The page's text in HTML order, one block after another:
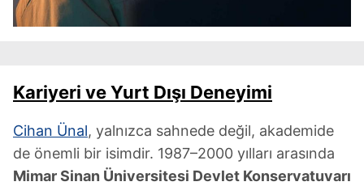
Kariyeri ve Yurt Dışı Deneyimi
Cihan Ünal, yalnızca sahnede değil, akademide
de önemli bir isimdir. 1987–2000 yılları arasında
Mimar Sinan Üniversitesi Devlet Konservatuvarı